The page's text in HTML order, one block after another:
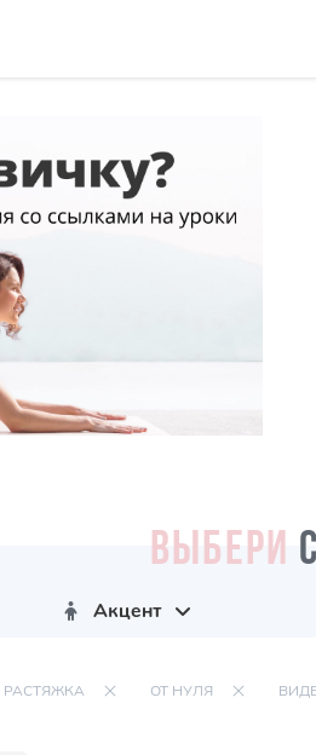
ВЫБЕРИ
Акцент
РАСТЯЖКА ОТ НУЛЯ